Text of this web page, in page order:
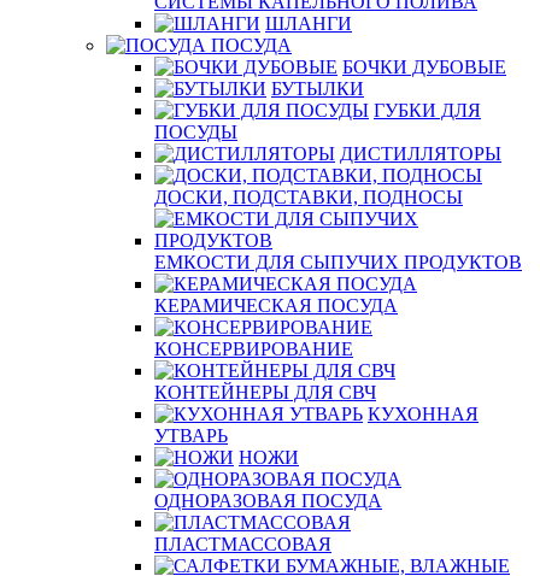
ШЛАНГИ
ПОСУДА
БОЧКИ ДУБОВЫЕ
БУТЫЛКИ
ГУБКИ ДЛЯ
ПОСУДЫ
ДИСТИЛЛЯТОРЫ
ДОСКИ, ПОДСТАВКИ, ПОДНОСЫ
ЕМКОСТИ ДЛЯ СЫПУЧИХ ПРОДУКТОВ
КЕРАМИЧЕСКАЯ ПОСУДА
КОНСЕРВИРОВАНИЕ
КОНТЕЙНЕРЫ ДЛЯ СВЧ
КУХОННАЯ
УТВАРЬ
НОЖИ
ОДНОРАЗОВАЯ ПОСУДА
ПЛАСТМАССОВАЯ